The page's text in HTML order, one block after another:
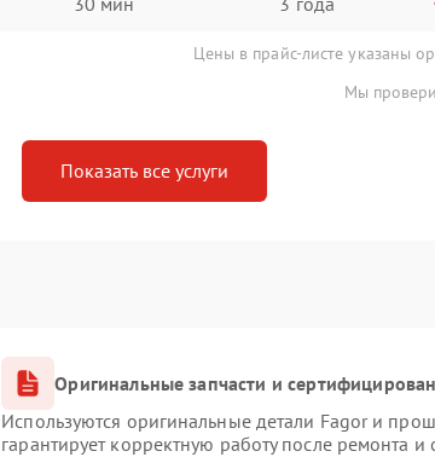
Цены в прайс-листе указаны
Мы
Показать все услуги
Оригинальные запчасти и
Используются оригинальные детали Fagor и
гарантирует корректную работу после ремонта